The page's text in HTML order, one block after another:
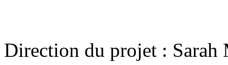
Direction du projet : Sarah